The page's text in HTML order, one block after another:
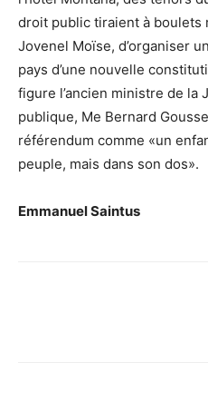
droit public tiraient à boulets
Jovenel Moïse, d’organiser
pays d’une nouvelle
figure l’ancien ministre de la
publique, Me Bernard
référendum comme «un
peuple, mais dans son dos».
Emmanuel Saintus